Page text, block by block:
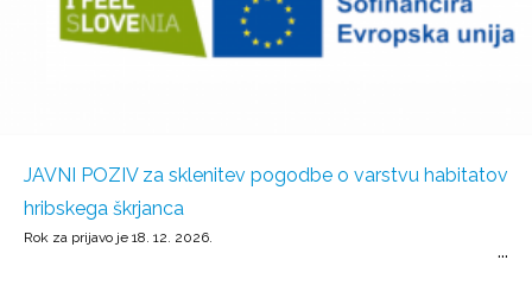
JAVNI POZIV za sklenitev pogodbe o varstvu habitatov
hribskega škrjanca
Rok za prijavo je 18. 12. 2026.